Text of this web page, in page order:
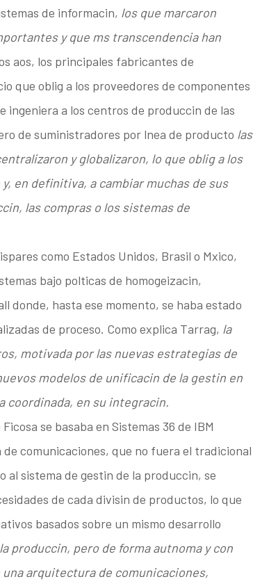
de informacin, los que marcaron
y que ms transcendencia han
aos, los principales fabricantes de
que oblig a los proveedores de componentes
ingeniera a los centros de produccin de las
de suministradores por lnea de producto las
y globalizaron, lo que oblig a los
en definitiva, a cambiar muchas de sus
las compras o los sistemas de
como Estados Unidos, Brasil o Mxico,
bajo polticas de homogeizacin,
donde, hasta ese momento, se haba estado
de proceso. Como explica Tarrag, la
motivada por las nuevas estrategias de
modelos de unificacin de la gestin en
coordinada, en su integracin.
se basaba en Sistemas 36 de IBM
comunicaciones, que no fuera el tradicional
sistema de gestin de la produccin, se
de cada divisin de productos, lo que
basados sobre un mismo desarrollo
produccin, pero de forma autnoma y con
arquitectura de comunicaciones,